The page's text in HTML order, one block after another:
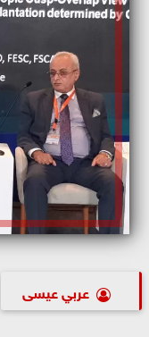
عربي عيسى